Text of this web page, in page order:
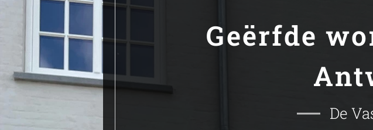
Geërfde
De